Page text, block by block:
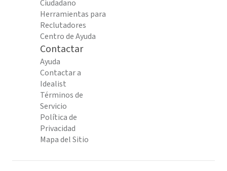
Ciudadano
Herramientas para
Reclutadores
Centro de Ayuda
Contactar
Ayuda
Contactar a
Idealist
Términos de
Servicio
Política de
Privacidad
Mapa del Sitio